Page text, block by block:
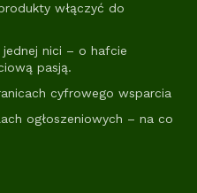
włączyć do
nici – o hafcie
pasją.
cyfrowego wsparcia
ogłoszeniowych – na co